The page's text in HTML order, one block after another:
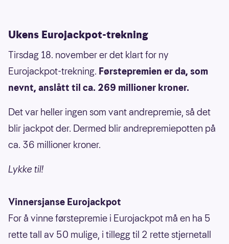
Ukens Eurojackpot-trekning
Tirsdag 18. november er det klart for ny
Eurojackpot-trekning. Førstepremien er da, som
nevnt, anslått til ca. 269 millioner kroner.
Det var heller ingen som vant andrepremie, så det
blir jackpot der. Dermed blir andrepremiepotten på
ca. 36 millioner kroner.
Lykke til!
Vinnersjanse Eurojackpot
For å vinne førstepremie i Eurojackpot må en ha 5
rette tall av 50 mulige, i tillegg til 2 rette stjernetall